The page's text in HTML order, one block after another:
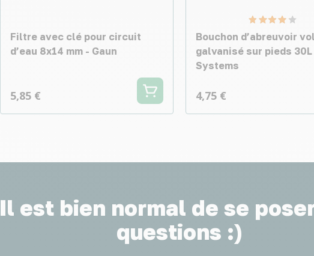
Filtre avec clé pour circuit
d’eau 8x14 mm - Gaun
5,85 €
Bouchon d’abreuvoir
galvanisé sur pieds 30L
Systems
4,75 €
Il est bien normal de se
questions :)